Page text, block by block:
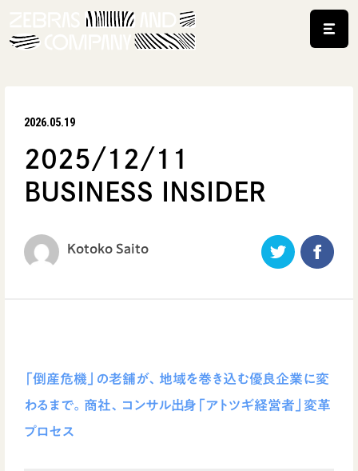
2026.05.19
2025/12/11
BUSINESS INSIDER
Kotoko Saito
「倒産危機」の老舗が、地域を巻き込む優良企業に変
わるまで。商社、コンサル出身「アトツギ経営者」変革
プロセス